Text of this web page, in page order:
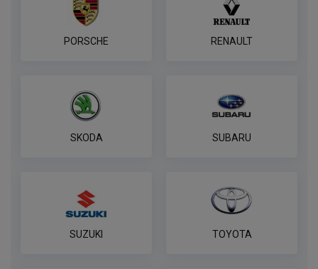
PORSCHE RENAULT
SKODA SUBARU
SUZUKI TOYOTA